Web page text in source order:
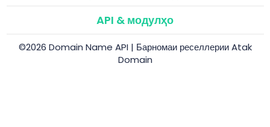
API & модулҳо
©2026 Domain Name API | Барномаи реселлерии Atak
Domain